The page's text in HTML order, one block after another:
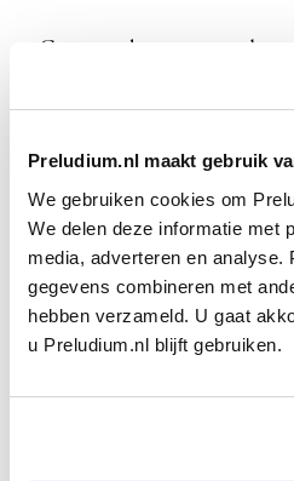
Preludium.nl maakt gebruik
We gebruiken cookies om
We delen deze informatie met
media, adverteren en analyse.
gegevens combineren met
hebben verzameld. U gaat
u Preludium.nl blijft gebruiken.
Geen resultaten gevonden